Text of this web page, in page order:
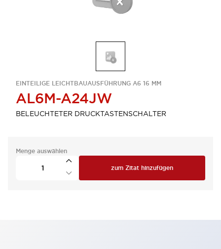
EINTEILIGE LEICHTBAUAUSFÜHRUNG A6 16 MM
AL6M-A24JW
BELEUCHTETER DRUCKTASTENSCHALTER
Menge auswählen
zum Zitat hinzufügen